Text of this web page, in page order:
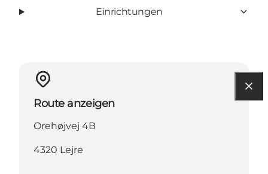
Einrichtungen
Route anzeigen
Orehøjvej 4B
4320 Lejre